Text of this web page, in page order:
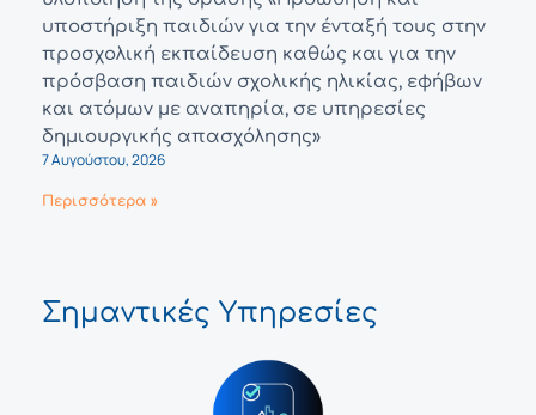
υποστήριξη παιδιών για την ένταξή τους στην
προσχολική εκπαίδευση καθώς και για την
πρόσβαση παιδιών σχολικής ηλικίας, εφήβων
και ατόμων με αναπηρία, σε υπηρεσίες
δημιουργικής απασχόλησης»
7 Αυγούστου, 2026
Περισσότερα »
Σημαντικές Υπηρεσίες